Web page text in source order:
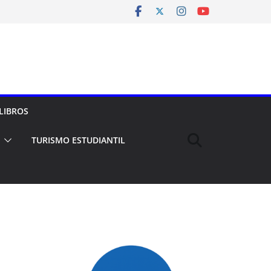
LIBROS
TURISMO ESTUDIANTIL